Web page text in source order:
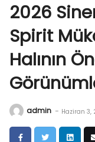
2026
Spirit
Halının
admin - Haziran 3,